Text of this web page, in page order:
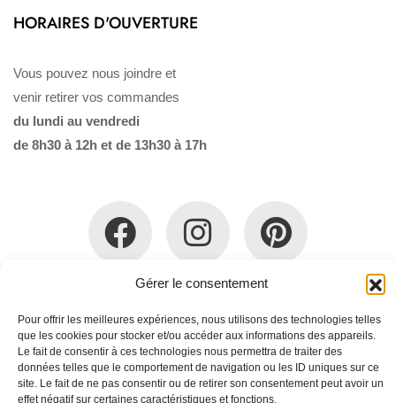
Gérer le consentement
Pour offrir les meilleures expériences, nous utilisons des technologies telles
que les cookies pour stocker et/ou accéder aux informations des appareils.
Le fait de consentir à ces technologies nous permettra de traiter des
données telles que le comportement de navigation ou les ID uniques sur ce
site. Le fait de ne pas consentir ou de retirer son consentement peut avoir un
effet négatif sur certaines caractéristiques et fonctions.
HORAIRES D'OUVERTURE
Vous pouvez nous joindre et
venir retirer vos commandes
du lundi au vendredi
de 8h30 à 12h et de 13h30 à 17h
Mentions légales
Politique en matière de remboursements et de
retours
Conditions Générales de Vente